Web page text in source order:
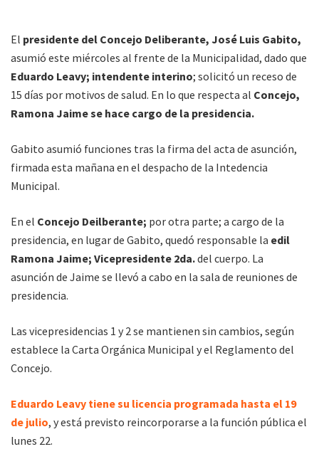
El presidente del Concejo Deliberante, José Luis Gabito,
asumió este miércoles al frente de la Municipalidad, dado que
Eduardo Leavy; intendente interino; solicitó un receso de
15 días por motivos de salud. En lo que respecta al Concejo,
Ramona Jaime se hace cargo de la presidencia.
Gabito asumió funciones tras la firma del acta de asunción,
firmada esta mañana en el despacho de la Intedencia
Municipal.
En el Concejo Deilberante; por otra parte; a cargo de la
presidencia, en lugar de Gabito, quedó responsable la edil
Ramona Jaime; Vicepresidente 2da.del cuerpo. La
asunción de Jaime se llevó a cabo en la sala de reuniones de
presidencia.
Las vicepresidencias 1 y 2 se mantienen sin cambios, según
establece la Carta Orgánica Municipal y el Reglamento del
Concejo.
Eduardo Leavy tiene su licencia programada hasta el 19
de julio, y está previsto reincorporarse a la función pública el
lunes 22.